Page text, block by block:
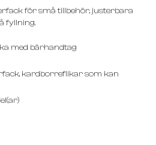
för små tillbehör, justerbara
fyllning.
med bärhandtag
kardborreflikar som kan